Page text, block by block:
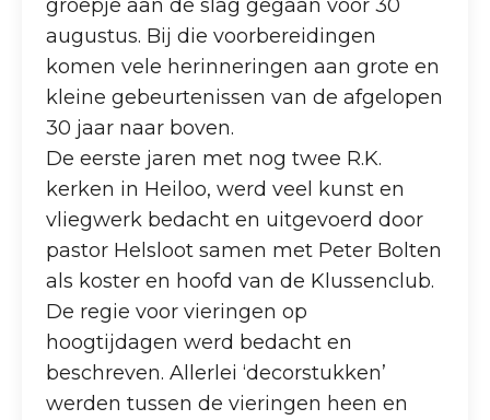
groepje aan de slag gegaan voor 30
augustus. Bij die voorbereidingen
komen vele herinneringen aan grote en
kleine gebeurtenissen van de afgelopen
30 jaar naar boven.
De eerste jaren met nog twee R.K.
kerken in Heiloo, werd veel kunst en
vliegwerk bedacht en uitgevoerd door
pastor Helsloot samen met Peter Bolten
als koster en hoofd van de Klussenclub.
De regie voor vieringen op
hoogtijdagen werd bedacht en
beschreven. Allerlei ‘decorstukken’
werden tussen de vieringen heen en